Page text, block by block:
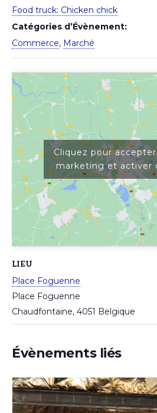
Food truck: Chicken chick
Catégories d’Évènement:
Commerce, Marché
LIEU
Place Foguenne
Place Foguenne
Chaudfontaine, 4051 Belgique
Cliquez pour
marketing et activer
Évènements liés